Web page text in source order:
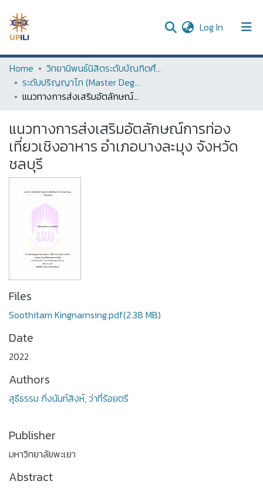
Log In (current)
UPDC
Communities & Collections
Statistics
Home
วิทยานิพนธ์นิสิตระดับบัณฑิตศึกษา (Thesis of Graduate Students)
ระดับปริญญาโท (Master Degree)
แนวทางการส่งเสริมอัตลักษณ์การท่องเที่ยวเชิงอาหาร อำเภอบางละมุง จังหวัดชลบุรี
แนวทางการส่งเสริมอัตลักษณ์การท่อง
เที่ยวเชิงอาหาร อำเภอบางละมุง จังหวัด
ชลบุรี
Files
Soothitam Kingnarnsing.pdf(2.38 MB)
Date
2022
Authors
สุธีธรรม กิ่งนันท์สิงห์, ว่าที่ร้อยตรี
Publisher
มหาวิทยาลัยพะเยา
Abstract